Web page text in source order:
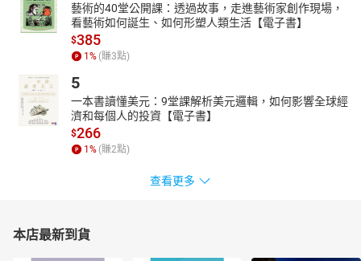
藝術的40堂公開課：透過故事，走進藝術家創作現場，
看藝術如何誕生、如何形塑人類生活【電子書】
$385
1 % (賺3點)
5
一本書讀懂美元：9堂課解析美元邏輯，如何影響全球經
濟和每個人的投資【電子書】
$266
1 % (賺2點)
查看更多
本店最新到貨